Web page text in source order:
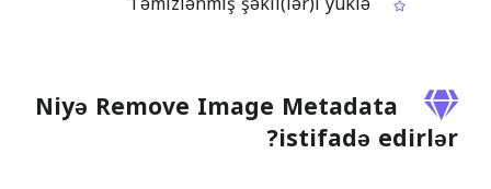
Niyə Remove Image Metadata
istifadə edirlər?